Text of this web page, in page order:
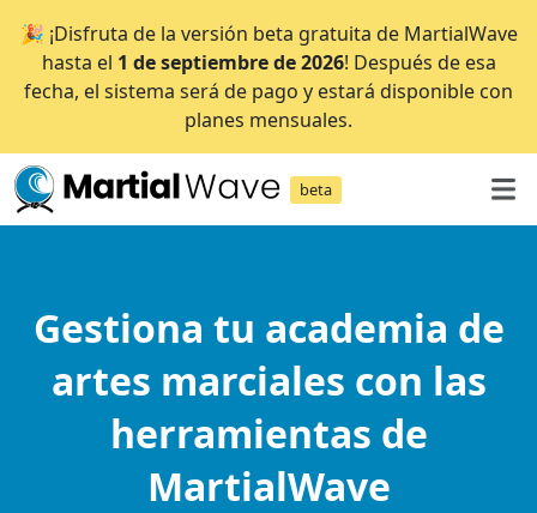
🎉 ¡Disfruta de la versión beta gratuita de MartialWave
hasta el 1 de septiembre de 2026! Después de esa
fecha, el sistema será de pago y estará disponible con
planes mensuales.
beta
Gestiona tu academia de
artes marciales con las
herramientas de
MartialWave